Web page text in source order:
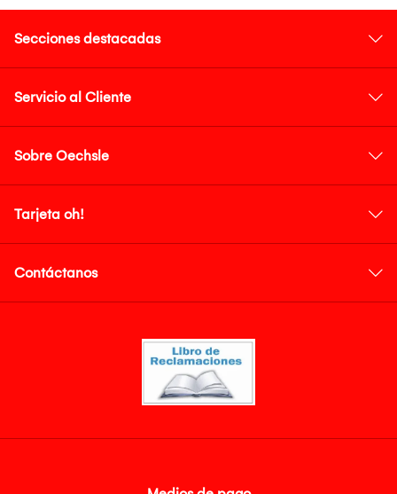
Secciones destacadas
Servicio al Cliente
Sobre Oechsle
Tarjeta oh!
Contáctanos